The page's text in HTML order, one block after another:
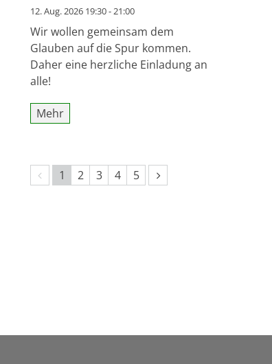
12. Aug. 2026 19:30 - 21:00
Wir wollen gemeinsam dem
Glauben auf die Spur kommen.
Daher eine herzliche Einladung an
alle!
Mehr
Vorherige Seite
1 2 3 4 5 Nächste Seite